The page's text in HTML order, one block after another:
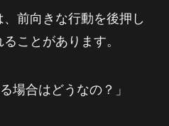
前向きな行動を後押し
ことがあります。
場合はどうなの？」